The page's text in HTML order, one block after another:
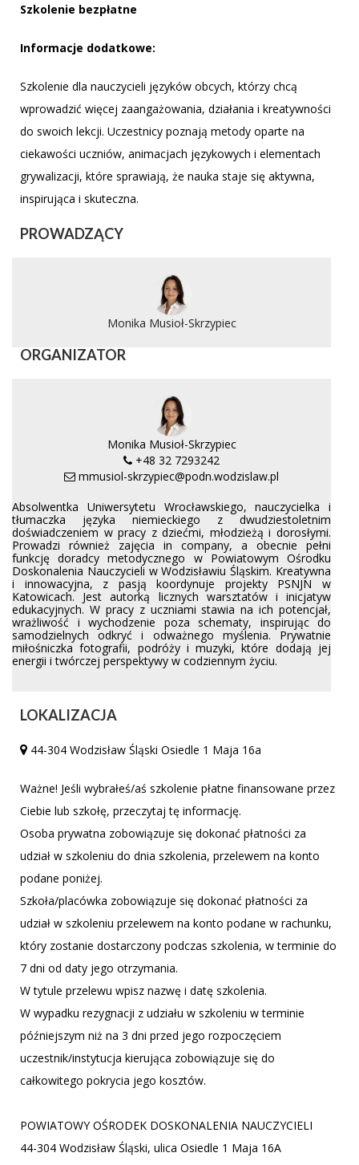
Szkolenie bezpłatne
Informacje dodatkowe:
Szkolenie dla nauczycieli języków obcych, którzy chcą
wprowadzić więcej zaangażowania, działania i kreatywności
do swoich lekcji. Uczestnicy poznają metody oparte na
ciekawości uczniów, animacjach językowych i elementach
grywalizacji, które sprawiają, że nauka staje się aktywna,
inspirująca i skuteczna.
PROWADZĄCY
Monika Musioł-Skrzypiec
ORGANIZATOR
Monika Musioł-Skrzypiec
+48 32 7293242
mmusiol-skrzypiec@podn.wodzislaw.pl
Absolwentka Uniwersytetu Wrocławskiego, nauczycielka i
tłumaczka języka niemieckiego z dwudziestoletnim
doświadczeniem w pracy z dziećmi, młodzieżą i dorosłymi.
Prowadzi również zajęcia in company, a obecnie pełni
funkcję doradcy metodycznego w Powiatowym Ośrodku
Doskonalenia Nauczycieli w Wodzisławiu Śląskim. Kreatywna
i innowacyjna, z pasją koordynuje projekty PSNJN w
Katowicach. Jest autorką licznych warsztatów i inicjatyw
edukacyjnych. W pracy z uczniami stawia na ich potencjał,
wrażliwość i wychodzenie poza schematy, inspirując do
samodzielnych odkryć i odważnego myślenia. Prywatnie
miłośniczka fotografii, podróży i muzyki, które dodają jej
energii i twórczej perspektywy w codziennym życiu.
LOKALIZACJA
44-304 Wodzisław Śląski Osiedle 1 Maja 16a
Ważne! Jeśli wybrałeś/aś szkolenie płatne finansowane przez
Ciebie lub szkołę, przeczytaj tę informację.
Osoba prywatna zobowiązuje się dokonać płatności za
udział w szkoleniu do dnia szkolenia, przelewem na konto
podane poniżej.
Szkoła/placówka zobowiązuje się dokonać płatności za
udział w szkoleniu przelewem na konto podane w rachunku,
który zostanie dostarczony podczas szkolenia, w terminie do
7 dni od daty jego otrzymania.
W tytule przelewu wpisz nazwę i datę szkolenia.
W wypadku rezygnacji z udziału w szkoleniu w terminie
późniejszym niż na 3 dni przed jego rozpoczęciem
uczestnik/instytucja kierująca zobowiązuje się do
całkowitego pokrycia jego kosztów.
POWIATOWY OŚRODEK DOSKONALENIA NAUCZYCIELI
44-304 Wodzisław Śląski, ulica Osiedle 1 Maja 16A